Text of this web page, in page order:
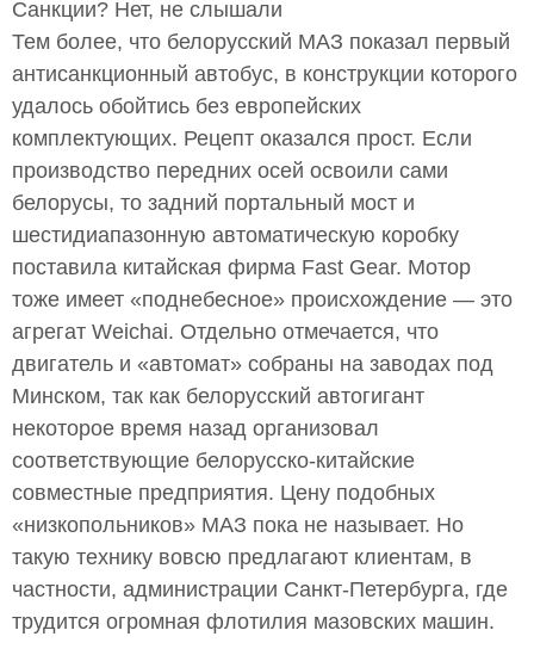
Санкции? Нет, не слышали
Тем более, что белорусский МАЗ показал первый
антисанкционный автобус, в конструкции которого
удалось обойтись без европейских
комплектующих. Рецепт оказался прост. Если
производство передних осей освоили сами
белорусы, то задний портальный мост и
шестидиапазонную автоматическую коробку
поставила китайская фирма Fast Gear. Мотор
тоже имеет «поднебесное» происхождение — это
агрегат Weichai. Отдельно отмечается, что
двигатель и «автомат» собраны на заводах под
Минском, так как белорусский автогигант
некоторое время назад организовал
соответствующие белорусско-китайские
совместные предприятия. Цену подобных
«низкопольников» МАЗ пока не называет. Но
такую технику вовсю предлагают клиентам, в
частности, администрации Санкт-Петербурга, где
трудится огромная флотилия мазовских машин.